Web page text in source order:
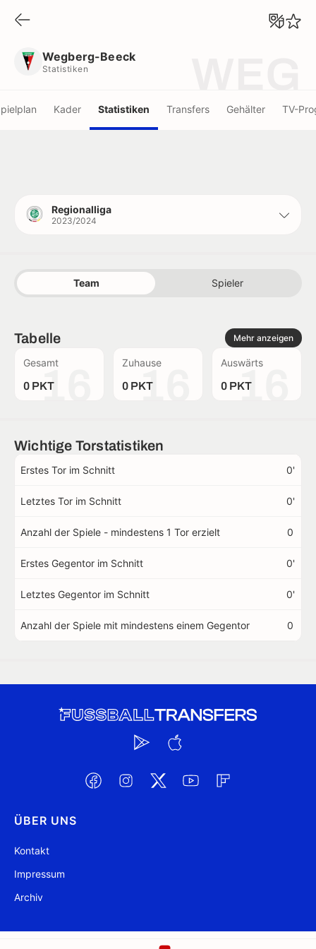
Wegberg-Beeck
Statistiken
Kader Statistiken Transfers Gehälter TV-
Regionalliga
2023/2024
Team Spieler
Tabelle Mehr anzeigen
Gesamt
0 PKT16
Zuhause
0 PKT16
Auswärts
0 PKT16
Wichtige Torstatistiken
Erstes Tor im Schnitt 0'
Letztes Tor im Schnitt 0'
Anzahl der Spiele - mindestens 1 Tor erzielt 0
Erstes Gegentor im Schnitt 0'
Letztes Gegentor im Schnitt 0'
Anzahl der Spiele mit mindestens einem Gegentor 0
ÜBER UNS
Kontakt
Impressum
Archiv
@ FussballTransfers.com 2009-2026